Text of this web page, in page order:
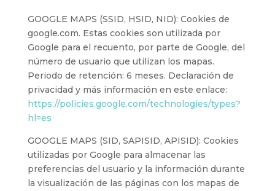
GOOGLE MAPS (SSID, HSID, NID): Cookies de
google.com. Estas cookies son utilizada por
Google para el recuento, por parte de Google, del
número de usuario que utilizan los mapas.
Periodo de retención: 6 meses. Declaración de
privacidad y más información en este enlace:
https://policies.google.com/technologies/types?
hl=es
GOOGLE MAPS (SID, SAPISID, APISID): Cookies
utilizadas por Google para almacenar las
preferencias del usuario y la información durante
la visualización de las páginas con los mapas de